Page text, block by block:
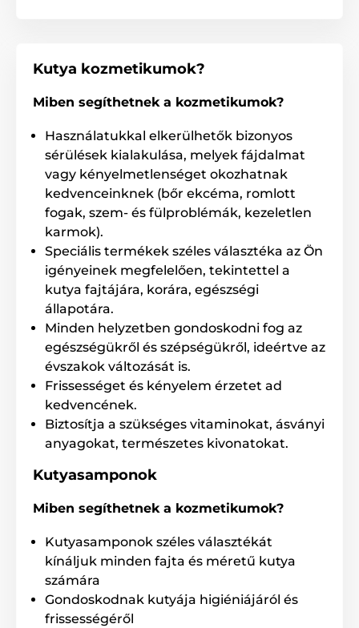
Kiszerelés: 250 g
A műszaki specifikációk előzetes értesítés nélkül
változhatnak. A képek csak illusztrációk.
A termék a következő kategóriákba sorolt
Táplálék és felszerelés
Szőrápolás Sampon Szőrápolás
Sampon Parazitaellenes készítmények
Parazitaellenes sampon Macska
Parazitaellenes készítmények
Menforsan kutyasamponok
Kutya kozmetikumok?
Miben segíthetnek a kozmetikumok?
Használatukkal elkerülhetők bizonyos
sérülések kialakulása, melyek fájdalmat
vagy kényelmetlenséget okozhatnak
kedvenceinknek (bőr ekcéma, romlott
fogak, szem- és fülproblémák, kezeletlen
karmok).
Speciális termékek széles választéka az Ön
igényeinek megfelelően, tekintettel a
kutya fajtájára, korára, egészségi
állapotára.
Minden helyzetben gondoskodni fog az
egészségükről és szépségükről, ideértve az
évszakok változását is.
Frissességet és kényelem érzetet ad
kedvencének.
Biztosítja a szükséges vitaminokat, ásványi
anyagokat, természetes kivonatokat.
Kutyasamponok
Miben segíthetnek a kozmetikumok?
Kutyasamponok széles választékát
kínáljuk minden fajta és méretű kutya
számára
Gondoskodnak kutyája higiéniájáról és
frissességéről